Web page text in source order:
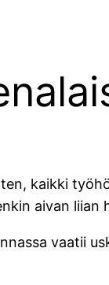
kaikki
aivan liian
vaatii